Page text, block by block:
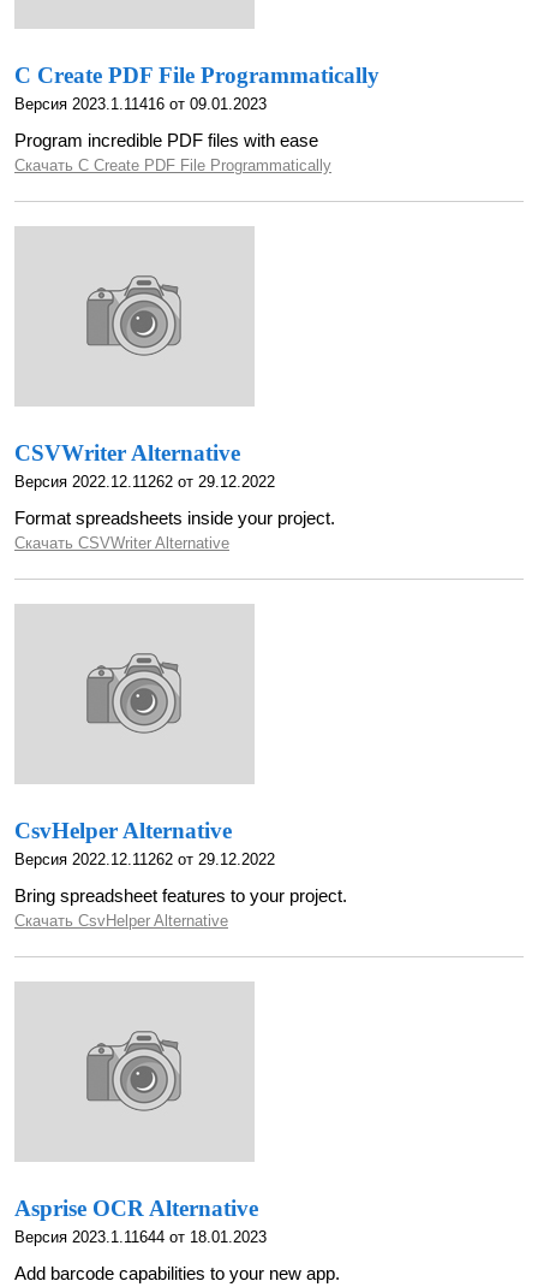
C Create PDF File Programmatically
Версия 2023.1.11416 от 09.01.2023
Program incredible PDF files with ease
Скачать C Create PDF File Programmatically
CSVWriter Alternative
Версия 2022.12.11262 от 29.12.2022
Format spreadsheets inside your project.
Скачать CSVWriter Alternative
CsvHelper Alternative
Версия 2022.12.11262 от 29.12.2022
Bring spreadsheet features to your project.
Скачать CsvHelper Alternative
Asprise OCR Alternative
Версия 2023.1.11644 от 18.01.2023
Add barcode capabilities to your new app.